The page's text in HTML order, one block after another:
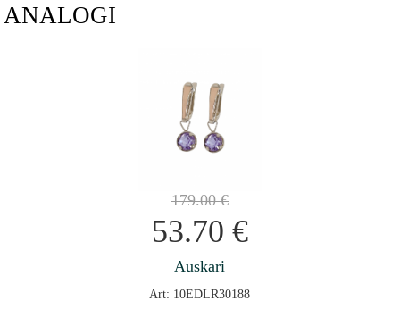
ANALOGI
179.00€
53.70 €
Auskari
Art: 10EDLR30188